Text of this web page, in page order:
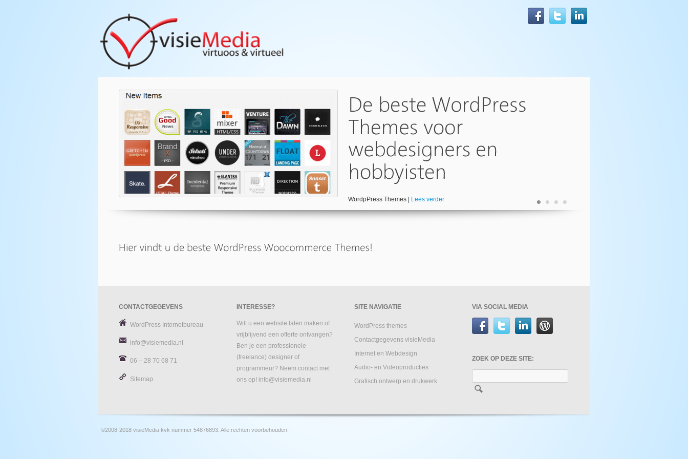
WordpPress Themes | Lees verder • • • •
CONTACTGEGEVENS
WordPress Internetbureau
info@visiemedia.nl
06 – 28 70 68 71
Sitemap
INTERESSE?
Wilt u een website laten maken of
vrijblijvend een offerte ontvangen?
Ben je een professionele
(freelance) designer of
programmeur? Neem contact met
ons op! info@visiemedia.nl
SITE NAVIGATIE
WordPress themes
Contactgegevens visieMedia
Internet en Webdesign
Audio- en Videoproducties
Grafisch ontwerp en drukwerk
VIA SOCIAL MEDIA
ZOEK OP DEZE SITE:
©2008-2018 visieMedia kvk nummer 54876893. Alle rechten voorbehouden.